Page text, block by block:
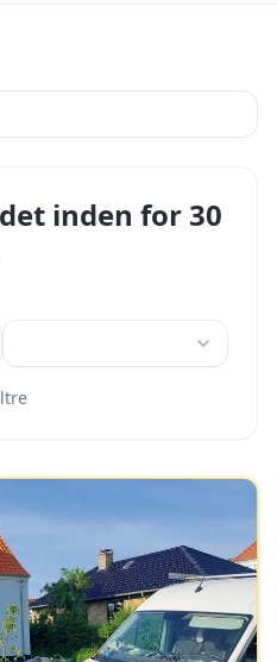
inden for 30
2026